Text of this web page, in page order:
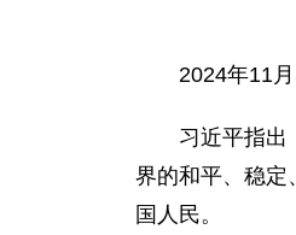
2024年11
习近平指出
界的和平、稳定
国人民。